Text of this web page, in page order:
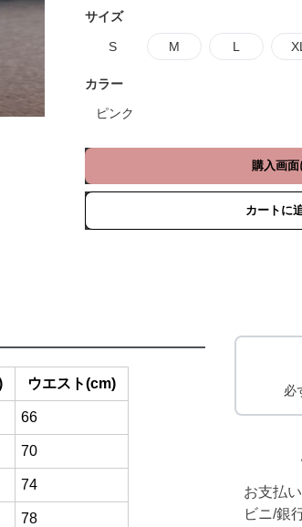
サイズ
S M L XL
カラー
ピンク
購入画面
カートに
ウエスト(cm)
66
70
74
78
必
お支払
ビニ/銀